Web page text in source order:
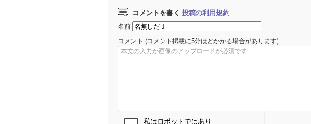
コメントを書く 投稿の利用規約
名前
コメント (コメント掲載に5分ほどかかる場合があります)